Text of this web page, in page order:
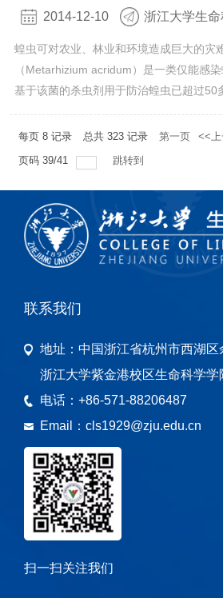
L10, Is Positively Regulated by AdpA...
2014-12-10 浙江大学生
蝗虫可对农业、林业和环境造成巨大的灾
（Metarhizium acridum）是一类仅能感
基于该菌的杀虫剂用于防治蝗虫已超过50
了3类昆虫离子通道阻遏多肽，显著提高
中同时表达钙离子通道、钾离子通道和钠
高幅度最大，半致死剂量降低了10倍以上
蝗虫死...
每页8 记录 总共323 记录 第一页 <<
页码39/41 跳转到
联系我们
地址： 中国浙江省杭州市西湖
浙江大学紫金港校区生命科学学
电话： +86-571-88206487
Email： cls1929@zju.edu.cn
扫一扫关注我们